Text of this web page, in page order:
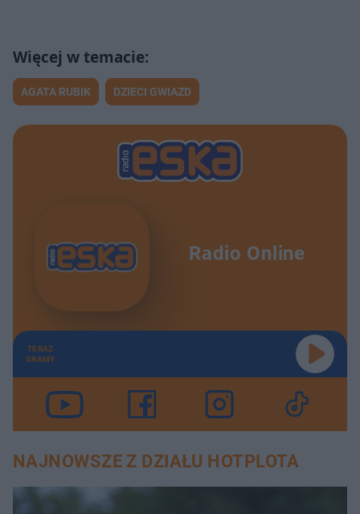
AGATA RUBIK DZIECI GWIAZD
Radio Online
TERAZ
GRAMY
NAJNOWSZE Z DZIAŁU HOTPLOTA